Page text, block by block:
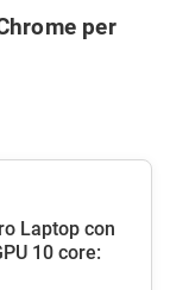
per
Laptop con
10 core: